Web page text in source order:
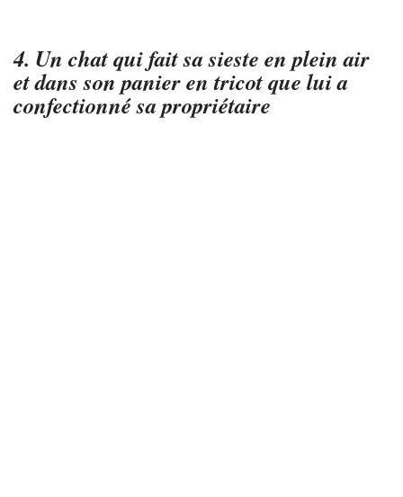
4. Un chat qui fait sa sieste en plein air
et dans son panier en tricot que lui a
confectionné sa propriétaire